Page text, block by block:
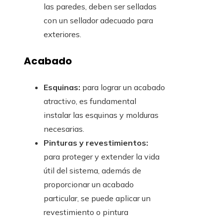
las paredes, deben ser selladas
con un sellador adecuado para
exteriores.
Acabado
Esquinas: para lograr un acabado
atractivo, es fundamental
instalar las esquinas y molduras
necesarias.
Pinturas y revestimientos:
para proteger y extender la vida
útil del sistema, además de
proporcionar un acabado
particular, se puede aplicar un
revestimiento o pintura